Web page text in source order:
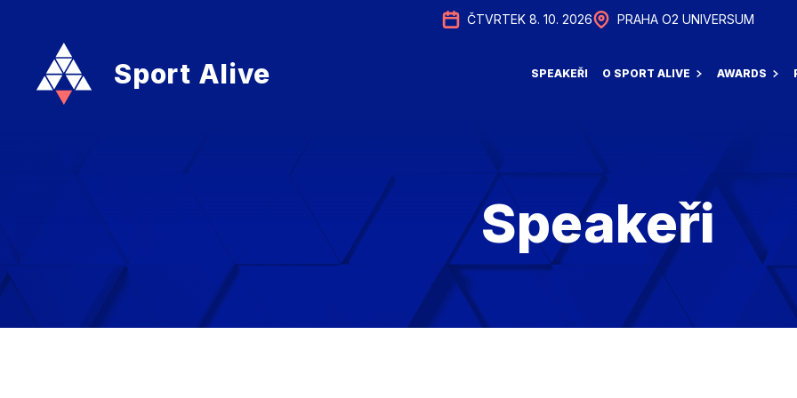
ČTVRTEK 8. 10. 2026 PRAHA O2 UNIVERSUM
Sport Alive SPEAKEŘI O SPORT ALIVE AWARDS
Speakeři
ČTVRTEK 8. 10. 2026 PRAHA O2 UNIVERSUM
Sport Alive SPEAKEŘI O SPORT ALIVE AWARDS